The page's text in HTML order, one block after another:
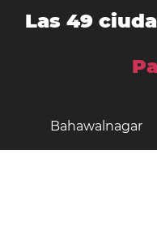
Las 49
Bahawalnagar